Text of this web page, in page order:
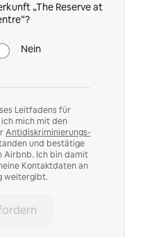
„The Reserve at
Nein
Leitfadens für
mich mit den
Antidiskriminierungs-
und bestätige
Airbnb. Ich bin damit
Kontaktdaten an
weitergibt.